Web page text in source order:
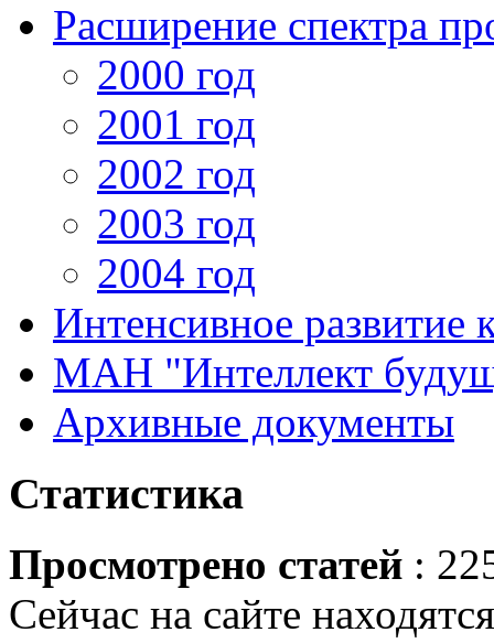
Расширение спектра
2000 год
2001 год
2002 год
2003 год
2004 год
Интенсивное
МАН "Интеллект
Архивные документы
Статистика
Просмотрено статей :
Сейчас на сайте